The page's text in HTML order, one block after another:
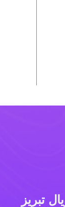
تبریز